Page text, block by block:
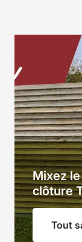
Mixez
clôture
Tout